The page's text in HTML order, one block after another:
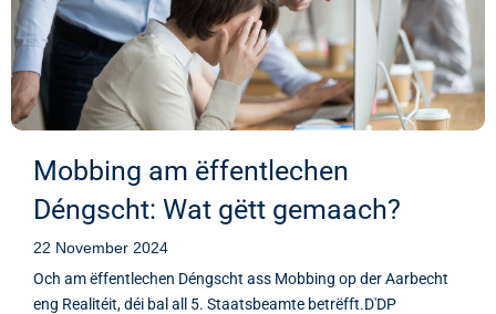
Mobbing am ëffentlechen
Déngscht: Wat gëtt gemaach?
22 November 2024
Och am ëffentlechen Déngscht ass Mobbing op der Aarbecht
eng Realitéit, déi bal all 5. Staatsbeamte betrëfft.D'DP